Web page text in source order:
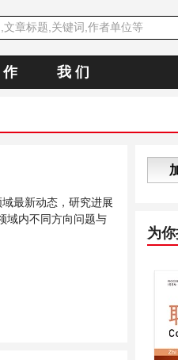
作 我 们
最新动态，研究进展
域内不同方向问题与
为